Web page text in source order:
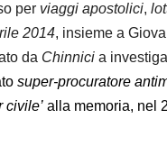
per viaggi apostolici,
2014, insieme a
da Chinnici a
super-procuratore
civile’ alla memoria, nel